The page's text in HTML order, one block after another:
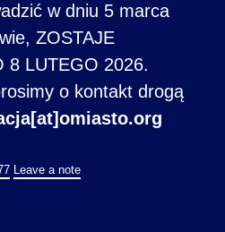
w dniu 5 marca
ZOSTAJE
8 LUTEGO 2026.
o kontakt drogą
Leave a note